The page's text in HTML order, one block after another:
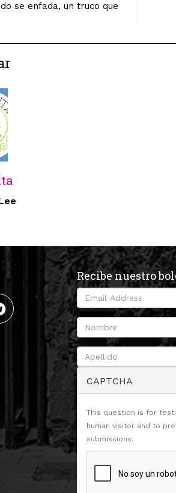
se enfada, un truco que
Recibe nuestro
CAPTCHA
This question is for
human visitor and to
submissions.